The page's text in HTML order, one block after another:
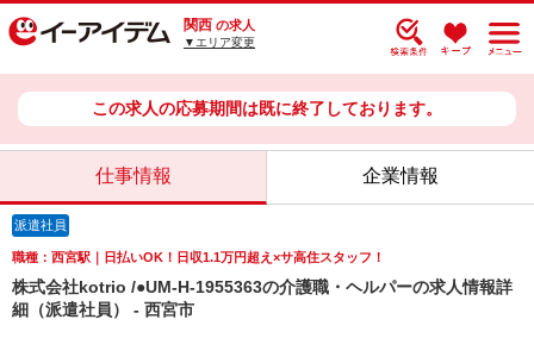
関西 の求人
▼エリア変更
この求人の応募期間は既に終了しております。
仕事情報 企業情報
派遣社員
職種：西宮駅｜日払いOK！日収1.1万円超え×サ高住スタッフ！
株式会社kotrio /●UM-H-1955363の介護職・ヘルパーの求人情報詳
細（派遣社員） - 西宮市